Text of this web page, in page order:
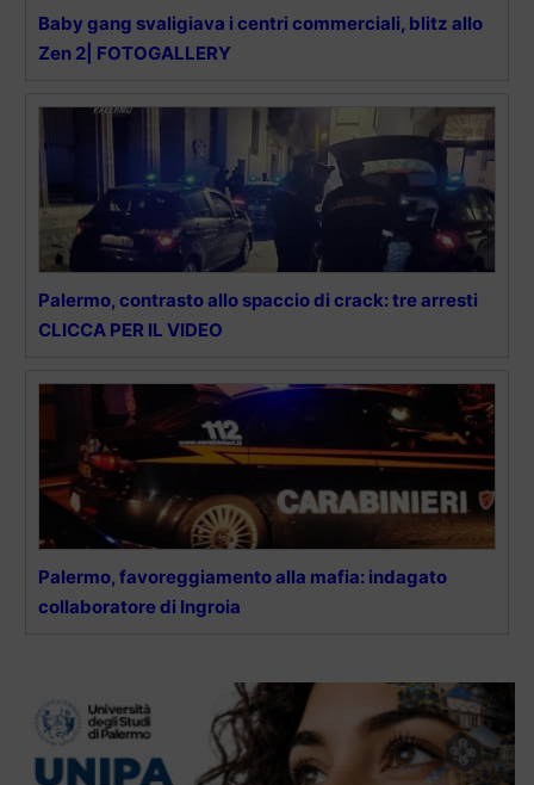
Baby gang svaligiava i centri commerciali, blitz allo
Zen 2| FOTOGALLERY
Palermo, contrasto allo spaccio di crack: tre arresti
CLICCA PER IL VIDEO
Palermo, favoreggiamento alla mafia: indagato
collaboratore di Ingroia